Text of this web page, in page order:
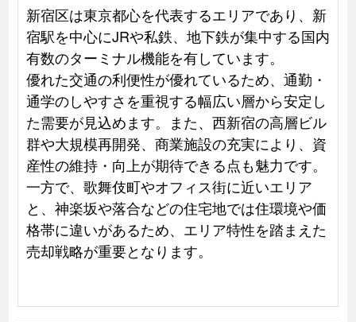
新宿区は東京都心を代表するエリアであり、新
宿駅を中心にJRや私鉄、地下鉄が集中する国内
有数のターミナル機能を有しています。
優れた交通の利便性が優れているため、通勤・
通学のしやすさを重視する幅広い層から安定し
た需要が見込めます。また、西新宿の高層ビル
群や大規模再開発、商業施設の充実により、資
産性の維持・向上が期待できる点も魅力です。
一方で、歌舞伎町やオフィス街に近いエリア
と、神楽坂や落合などの住宅地では住環境や価
格帯に違いがあるため、エリア特性を踏まえた
売却戦略が重要となります。